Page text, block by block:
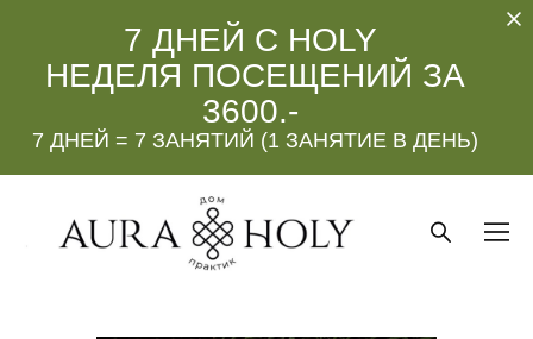
7 ДНЕЙ С HOLY
НЕДЕЛЯ ПОСЕЩЕНИЙ ЗА
3600.-
7 ДНЕЙ = 7 ЗАНЯТИЙ (1 ЗАНЯТИЕ В ДЕНЬ)